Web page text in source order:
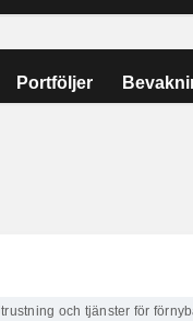
Portföljer
och tjänster för